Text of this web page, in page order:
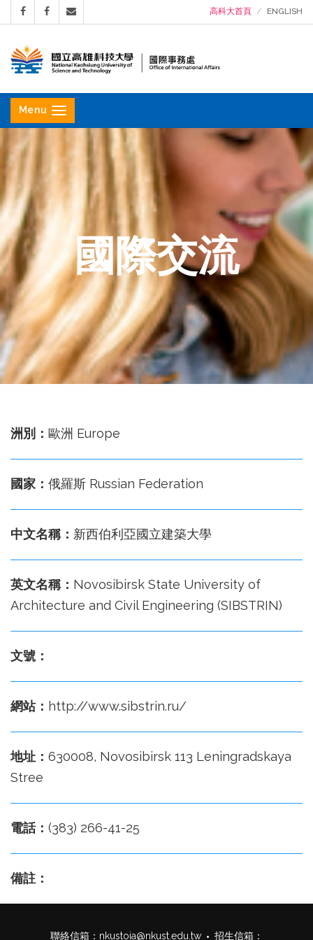
高科大首頁 ENGLISH
立
高
雄
科
技
大
學
國
事
務
處
Menu
國際交流
洲別： 歐洲 Europe
國家： 俄羅斯 Russian Federation
中文名稱： 新西伯利亞國立建築大學
英文名稱： Novosibirsk State University of
Architecture and Civil Engineering (SIBSTRIN)
文號：
網站： http://www.sibstrin.ru/
地址： 630008, Novosibirsk 113 Leningradskaya
Stree
電話： (383) 266-41-25
備註：
聯絡信箱： nkustoia@nkust.edu.tw 招生信箱：